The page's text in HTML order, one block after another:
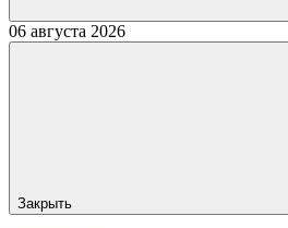
06 августа 2026
Закрыть